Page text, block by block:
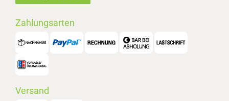
Zahlungsarten
Versand